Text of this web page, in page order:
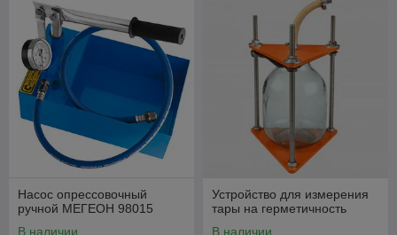
Насос опрессовочный
ручной МЕГЕОН 98015
В наличии
Устройство для измерения
тары на герметичность
В наличии